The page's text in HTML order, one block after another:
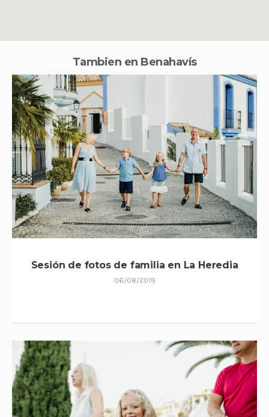
Tambien en Benahavís
Sesión de fotos de familia en La Heredia
06/08/2019